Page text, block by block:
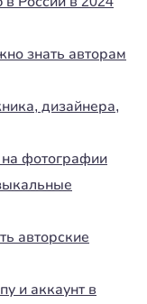
знать авторам
дизайнера,
фотографии
авторские
и аккаунт в